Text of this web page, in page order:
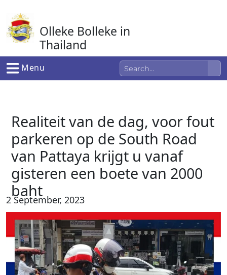
naar
de
inhoud
Olleke Bolleke in
Thailand
In Thailand
Menu
Realiteit van de dag, voor fout
parkeren op de South Road
van Pattaya krijgt u vanaf
gisteren een boete van 2000
baht
2 September, 2023